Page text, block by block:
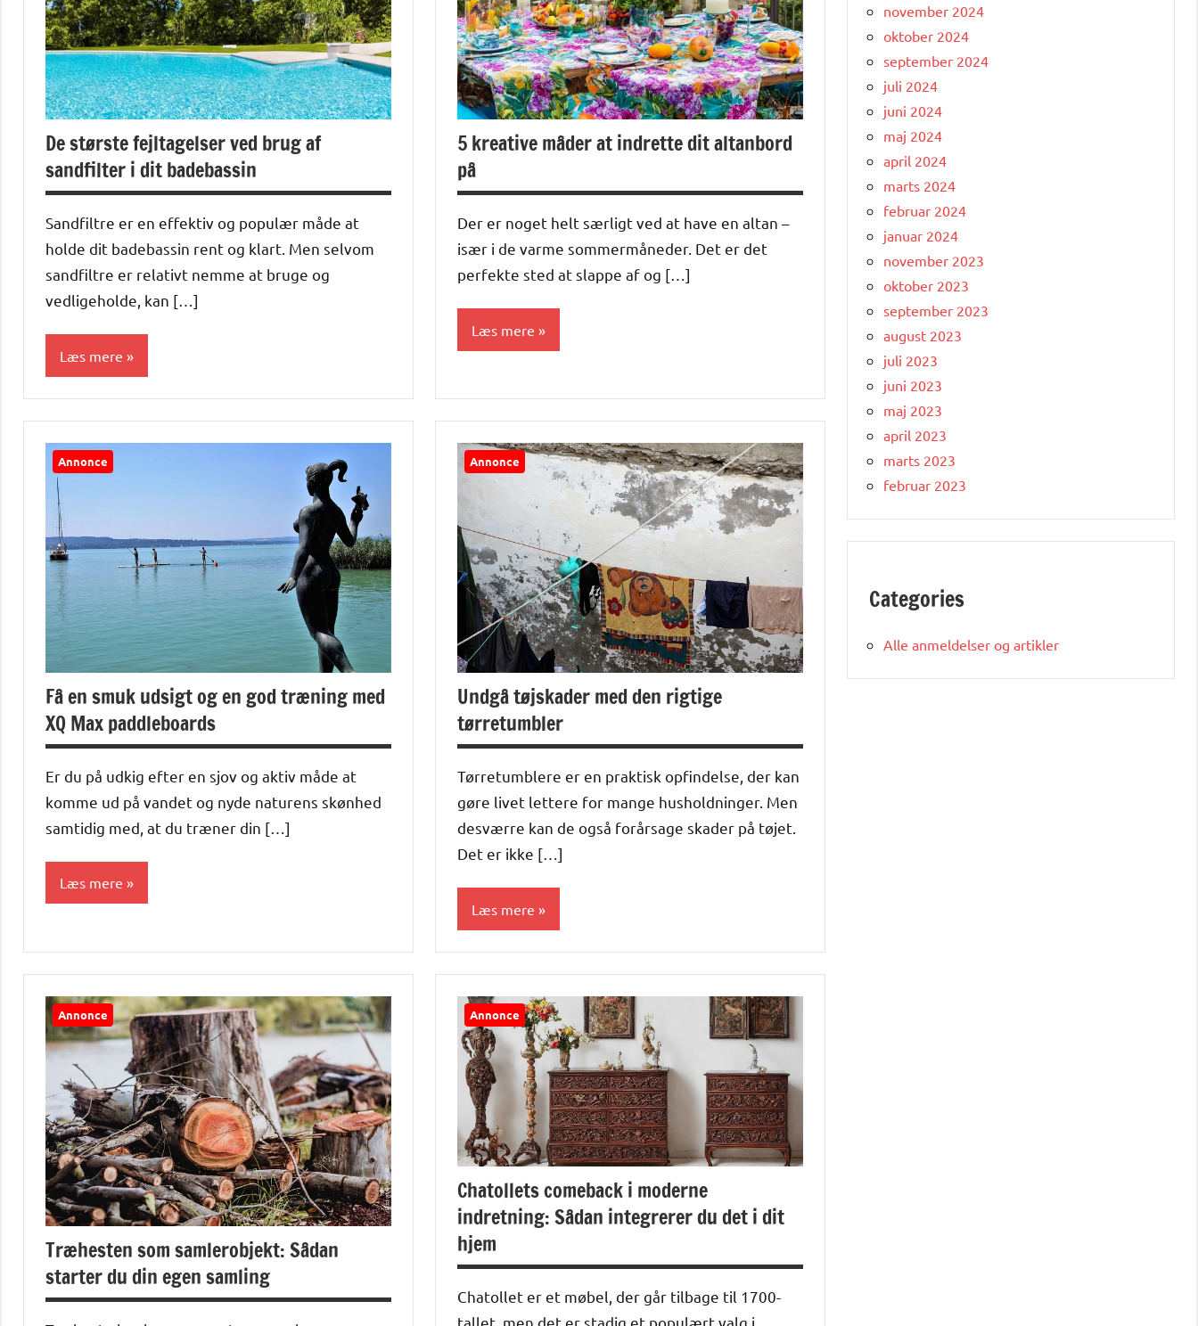
De største fejltagelser ved brug af
sandfilter i dit badebassin
Sandfiltre er en effektiv og populær måde at
holde dit badebassin rent og klart. Men selvom
sandfiltre er relativt nemme at bruge og
vedligeholde, kan […]
Læs mere
og artikler
5 kreative måder at indrette dit altanbord
på
Der er noget helt særligt ved at have en altan –
især i de varme sommermåneder. Det er det
perfekte sted at slappe af og […]
Læs mere
Annonce
Få en smuk udsigt og en god træning med
XQ Max paddleboards
Er du på udkig efter en sjov og aktiv måde at
komme ud på vandet og nyde naturens skønhed
samtidig med, at du træner din […]
Læs mere
Annonce
Undgå tøjskader med den rigtige
tørretumbler
Tørretumblere er en praktisk opfindelse, der kan
gøre livet lettere for mange husholdninger. Men
desværre kan de også forårsage skader på tøjet.
Det er ikke […]
Læs mere
og artikler
Annonce
Træhesten som samlerobjekt: Sådan
starter du din egen samling
Annonce
Chatollets comeback i moderne
indretning: Sådan integrerer du det i dit
hjem
Chatollet er et møbel, der går tilbage til 1700-
tallet, men det er stadig et populært valg i
november 2024
oktober 2024
september 2024
juli 2024
juni 2024
maj 2024
april 2024
marts 2024
februar 2024
januar 2024
november 2023
oktober 2023
september 2023
august 2023
juli 2023
juni 2023
maj 2023
april 2023
marts 2023
februar 2023
Categories
Alle anmeldelser og artikler